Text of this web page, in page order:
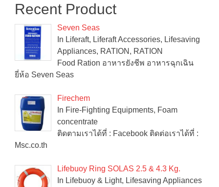
Recent Product
Seven Seas
In Liferaft, Liferaft Accessories, Lifesaving
Appliances, RATION, RATION
Food Ration อาหารยังชีพ อาหารฉุกเฉิน
ยี่ห้อ Seven Seas
Firechem
In Fire-Fighting Equipments, Foam
concentrate
ติดตามเราได้ที่ : Facebook ติดต่อเราได้ที่ :
Msc.co.th
Lifebuoy Ring SOLAS 2.5 & 4.3 Kg.
In Lifebuoy & Light, Lifesaving Appliances